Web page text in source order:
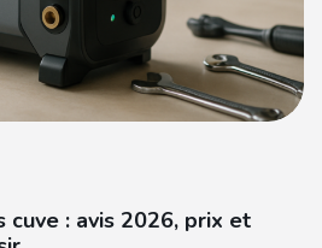
cuve : avis 2026, prix et